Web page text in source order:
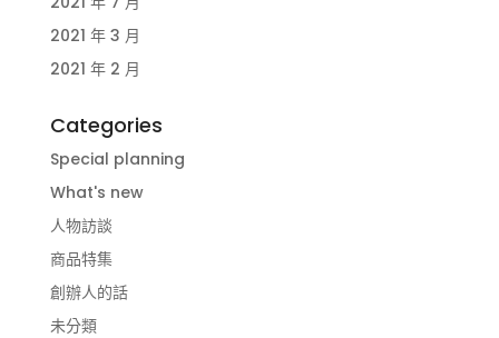
2021 年 3 月
2021 年 2 月
Categories
Special planning
What's new
人物訪談
商品特集
創辦人的話
未分類